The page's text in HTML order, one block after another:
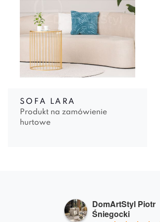
SOFA LARA
Produkt na zamówienie
hurtowe
DomArtStyl Piotr
Śniegocki